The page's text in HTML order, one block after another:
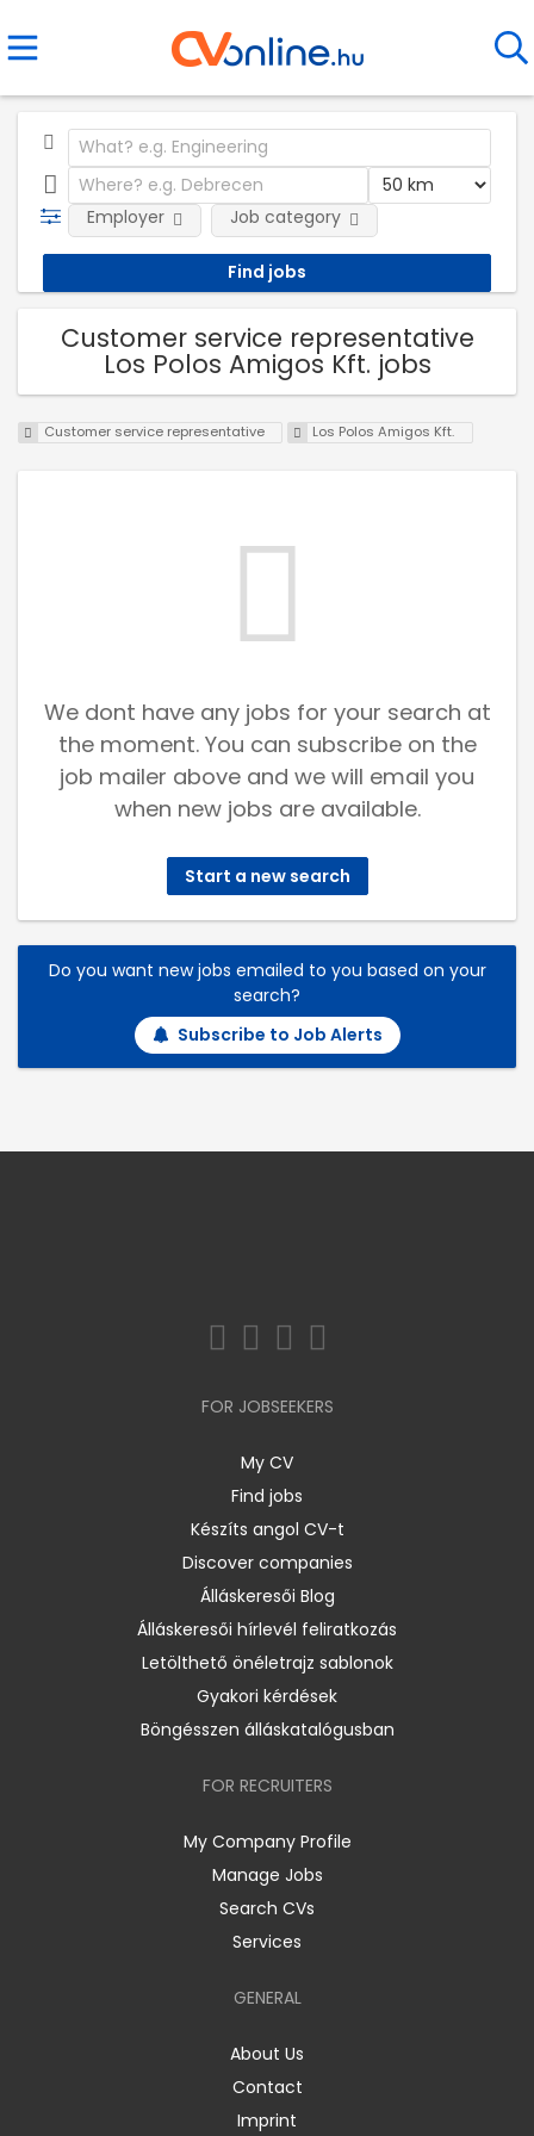
Employer Job category
Customer service representative
Los Polos Amigos Kft. jobs
Customer service representative Los Polos Amigos Kft.
We dont have any jobs for your search at
the moment. You can subscribe on the
job mailer above and we will email you
when new jobs are available.
Start a new search
Do you want new jobs emailed to you based on your
search?
Subscribe to Job Alerts
FOR JOBSEEKERS
My CV
Find jobs
Készíts angol CV-t
Discover companies
Álláskeresői Blog
Álláskeresői hírlevél feliratkozás
Letölthető önéletrajz sablonok
Gyakori kérdések
Böngésszen álláskatalógusban
FOR RECRUITERS
My Company Profile
Manage Jobs
Search CVs
Services
GENERAL
About Us
Contact
Imprint